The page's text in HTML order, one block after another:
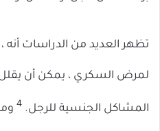
تظهر العديد من الدراسات أنه ،
لمرض السكري ، يمكن أن
المشاكل الجنسية للرجل. 4